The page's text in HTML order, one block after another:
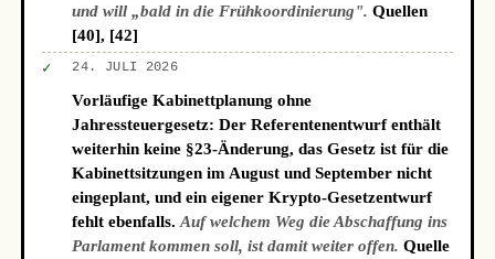
und will „bald in die Frühkoordinierung". Quellen
[40], [42]
✓ 24. JULI 2026
Vorläufige Kabinettplanung ohne
Jahressteuergesetz: Der Referentenentwurf enthält
weiterhin keine §23-Änderung, das Gesetz ist für die
Kabinettsitzungen im August und September nicht
eingeplant, und ein eigener Krypto-Gesetzentwurf
fehlt ebenfalls.Auf welchem Weg die Abschaffung ins
Parlament kommen soll, ist damit weiter offen. Quelle